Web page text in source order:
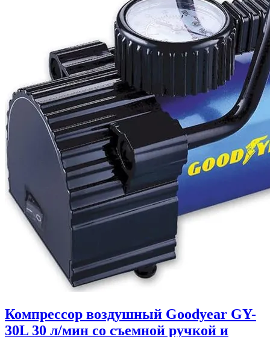
Компрессор воздушный Goodyear GY-
30L 30 л/мин со съемной ручкой и